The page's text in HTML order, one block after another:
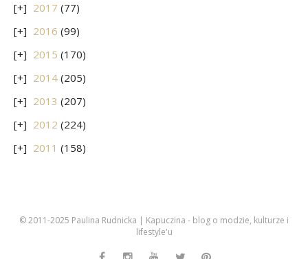
2017 (77)
2016 (99)
2015 (170)
2014 (205)
2013 (207)
2012 (224)
2011 (158)
© 2011-2025 Paulina Rudnicka | Kapuczina - blog o modzie, kulturze i
lifestyle'u